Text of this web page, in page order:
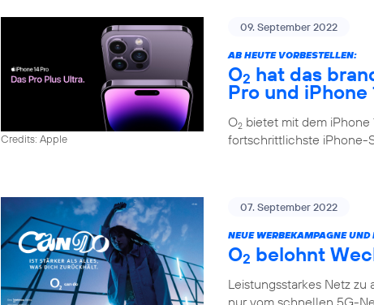
Credits: Apple
09. September 2022
AB HEUTE VORBESTELLEN:
O2 hat das
Pro und iPhone
O2 bietet mit dem iPhone
fortschrittlichste iPhone-
07. September 2022
NEUE WERBEKAMPAGNE UND
O2 belohnt
Leistungsstarkes Netz
nur vom schnellen 5G-